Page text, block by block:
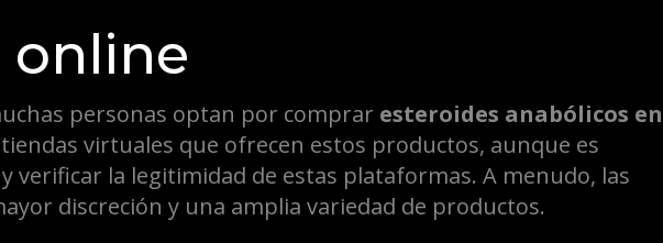
online
personas optan por comprar esteroides anabólicos en
virtuales que ofrecen estos productos, aunque es
verificar la legitimidad de estas plataformas. A menudo, las
discreción y una amplia variedad de productos.